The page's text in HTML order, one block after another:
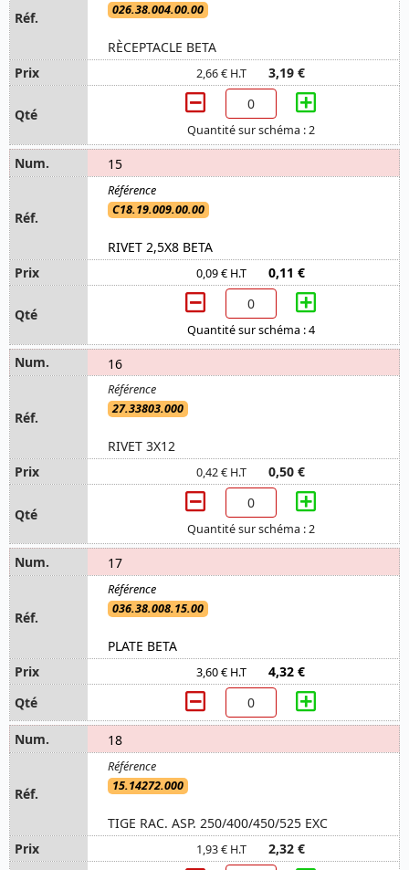
026.38.004.00.00
RÈCEPTACLE BETA
2,66 € H.T 3,19 €
Quantité sur schéma : 2
15
C18.19.009.00.00
RIVET 2,5X8 BETA
0,09 € H.T 0,11 €
Quantité sur schéma : 4
16
27.33803.000
RIVET 3X12
0,42 € H.T 0,50 €
Quantité sur schéma : 2
17
036.38.008.15.00
PLATE BETA
3,60 € H.T 4,32 €
18
15.14272.000
TIGE RAC. ASP. 250/400/450/525 EXC
1,93 € H.T 2,32 €